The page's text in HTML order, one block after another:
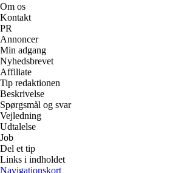
Om os
Kontakt
PR
Annoncer
Min adgang
Nyhedsbrevet
Affiliate
Tip redaktionen
Beskrivelse
Spørgsmål og svar
Vejledning
Udtalelse
Job
Del et tip
Links i indholdet
Navigationskort